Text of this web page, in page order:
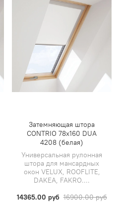
Затемняющая штора
CONTRIO 78х160 DUA
4208 (белая)
Универсальная рулонная
штора для мансардных
окон VELUX, ROOFLITE,
DAKEA, FAKRO....
14365.00 руб 16900.00 руб